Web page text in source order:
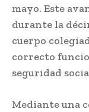
mayo. Este
durante la
cuerpo
correcto
seguridad
Mediante una